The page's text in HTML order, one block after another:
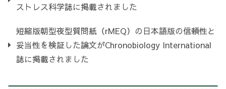
ストレス科学誌に掲載されました
短縮版朝型夜型質問紙（rMEQ）の日本語版の信頼性と
妥当性を検証した論文がChronobiology International
誌に掲載されました